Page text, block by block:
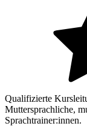
Qualifizierte
Muttersprachliche,
Sprachtrainer:innen.